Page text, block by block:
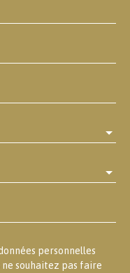
personnelles
ne souhaitez pas faire